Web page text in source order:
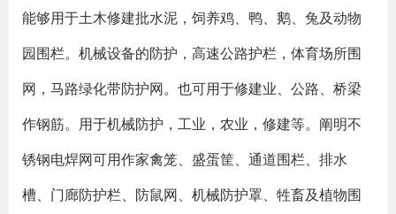
能够用于土木修建批水泥，饲养鸡、鸭、鹅、兔及动物
园围栏。机械设备的防护，高速公路护栏，体育场所围
网，马路绿化带防护网。也可用于修建业、公路、桥梁
作钢筋。用于机械防护，工业，农业，修建等。阐明不
锈钢电焊网可用作家禽笼、盛蛋筐、通道围栏、排水
槽、门廊防护栏、防鼠网、机械防护罩、牲畜及植物围